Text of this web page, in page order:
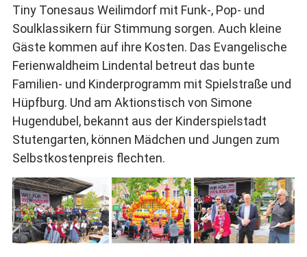
Tiny Tonesaus Weilimdorf mit Funk-, Pop- und
Soulklassikern für Stimmung sorgen. Auch kleine
Gäste kommen auf ihre Kosten. Das Evangelische
Ferienwaldheim Lindental betreut das bunte
Familien- und Kinderprogramm mit Spielstraße und
Hüpfburg. Und am Aktionstisch von Simone
Hugendubel, bekannt aus der Kinderspielstadt
Stutengarten, können Mädchen und Jungen zum
Selbstkostenpreis flechten.